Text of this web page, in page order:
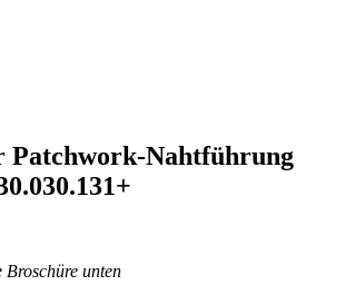
Patchwork-Nahtführung
unten